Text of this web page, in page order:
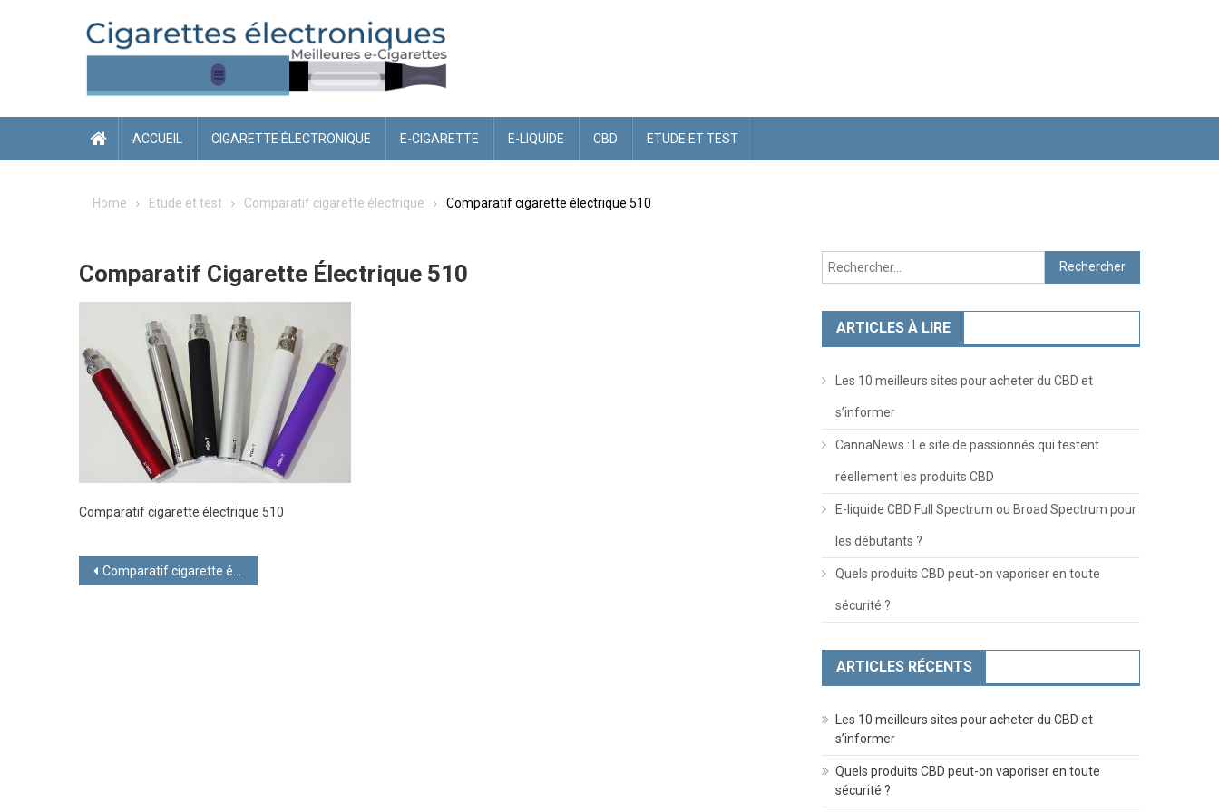
ACCUEIL CIGARETTE ÉLECTRONIQUE E-CIGARETTE E-LIQUIDE CBD ETUDE ET TEST
Home Etude et test Comparatif cigarette électrique Comparatif cigarette électrique 510
Comparatif Cigarette Électrique 510
Comparatif cigarette électrique 510
Navigation
Comparatif cigarette électrique
Rechercher :
ARTICLES À LIRE
Les 10 meilleurs sites pour acheter du CBD et
s’informer
CannaNews : Le site de passionnés qui testent
réellement les produits CBD
E-liquide CBD Full Spectrum ou Broad Spectrum pour
les débutants ?
Quels produits CBD peut-on vaporiser en toute
sécurité ?
ARTICLES RÉCENTS
Les 10 meilleurs sites pour acheter du CBD et
s’informer
Quels produits CBD peut-on vaporiser en toute
sécurité ?